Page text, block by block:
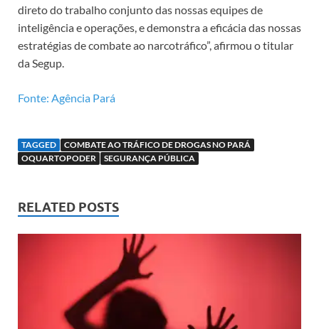
direto do trabalho conjunto das nossas equipes de
inteligência e operações, e demonstra a eficácia das nossas
estratégias de combate ao narcotráfico”, afirmou o titular
da Segup.
Fonte: Agência Pará
TAGGED
COMBATE AO TRÁFICO DE DROGAS NO PARÁ
OQUARTOPODER
SEGURANÇA PÚBLICA
RELATED POSTS